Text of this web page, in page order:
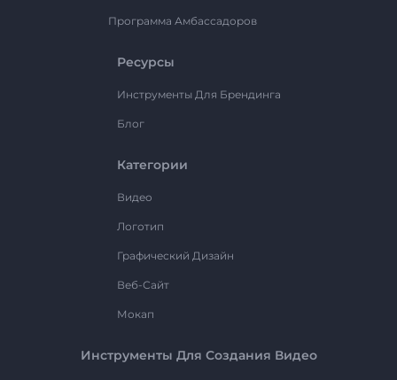
Программа Амбассадоров
Ресурсы
Инструменты Для Брендинга
Блог
Категории
Видео
Логотип
Графический Дизайн
Веб-Сайт
Мокап
Инструменты Для Создания Видео